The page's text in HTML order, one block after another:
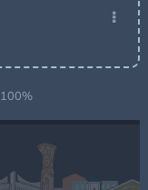
100%